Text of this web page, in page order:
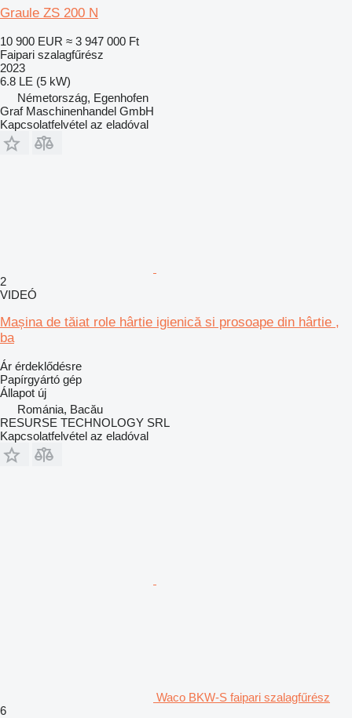
Graule ZS 200 N
10 900 EUR ≈ 3 947 000 Ft
Faipari szalagfűrész
2023
6.8 LE (5 kW)
Németország, Egenhofen
Graf Maschinenhandel GmbH
Kapcsolatfelvétel az eladóval
2
VIDEÓ
Mașina de tăiat role hârtie igienică si prosoape din hârtie ,
ba
Ár érdeklődésre
Papírgyártó gép
Állapot új
Románia, Bacău
RESURSE TECHNOLOGY SRL
Kapcsolatfelvétel az eladóval
Waco BKW-S faipari szalagfűrész
6